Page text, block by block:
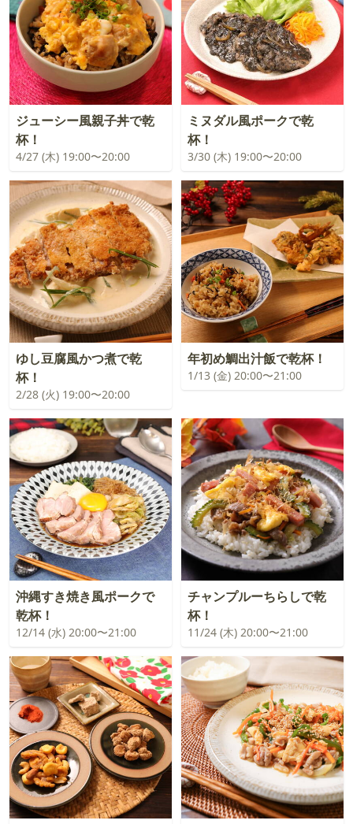
ジューシー風親子丼で乾
杯！
4/27 (木) 19:00〜20:00
ミヌダル風ポークで乾
杯！
3/30 (木) 19:00〜20:00
ゆし豆腐風かつ煮で乾
杯！
2/28 (火) 19:00〜20:00
年初め鯛出汁飯で乾杯！
1/13 (金) 20:00〜21:00
沖縄すき焼き風ポークで
乾杯！
12/14 (水) 20:00〜21:00
チャンプルーちらしで乾
杯！
11/24 (木) 20:00〜21:00